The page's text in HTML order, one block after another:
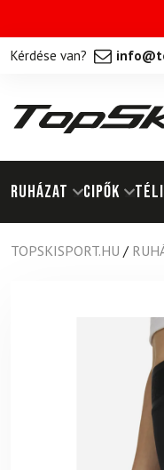
Kérdése van?
RUHÁZAT Cipők
TOPSKISPORT.HU /